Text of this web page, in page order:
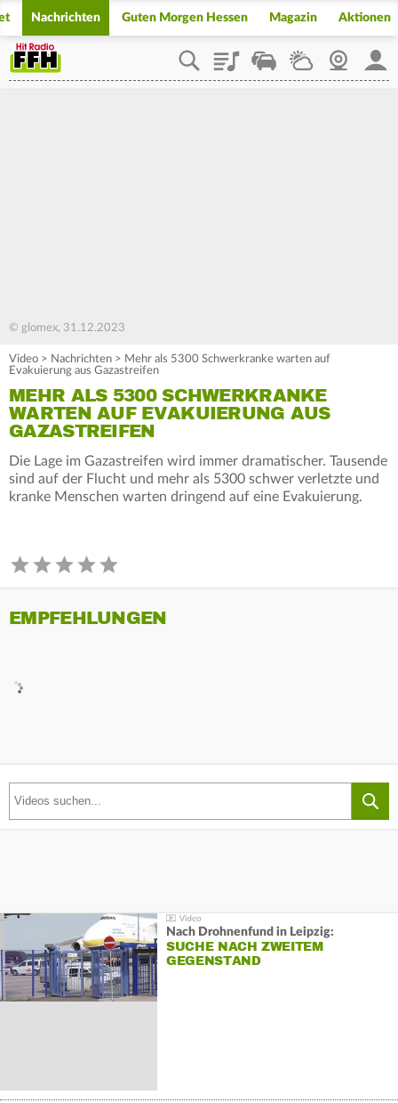
Nachrichten Guten Morgen Hessen Magazin Aktionen
PlaylistStaupilotWetterWebcam
© glomex, 31.12.2023
Video > Nachrichten > Mehr als 5300 Schwerkranke warten auf
Evakuierung aus Gazastreifen
MEHR ALS 5300 SCHWERKRANKE
WARTEN AUF EVAKUIERUNG AUS
GAZASTREIFEN
Die Lage im Gazastreifen wird immer dramatischer. Tausende
sind auf der Flucht und mehr als 5300 schwer verletzte und
kranke Menschen warten dringend auf eine Evakuierung.
EMPFEHLUNGEN
Nach Drohnenfund in Leipzig:
SUCHE NACH ZWEITEM
GEGENSTAND